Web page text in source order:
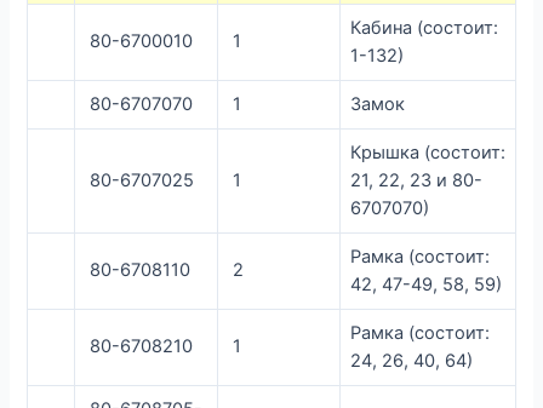
80-6700010 1
Кабина (состоит:
1-132)
80-6707070 1 Замок
80-6707025 1
Крышка (состоит:
21, 22, 23 и 80-
6707070)
80-6708110 2
Рамка (состоит:
42, 47-49, 58, 59)
80-6708210 1
Рамка (состоит:
24, 26, 40, 64)